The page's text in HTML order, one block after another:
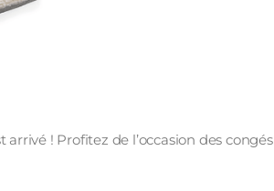
arrivé ! Profitez de l’occasion des congés